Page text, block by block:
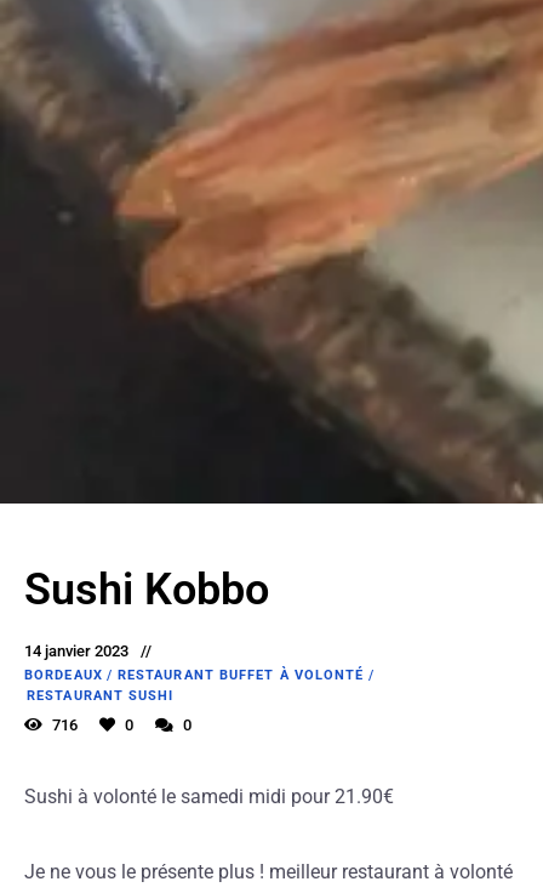
Sushi Kobbo
14 janvier 2023
BORDEAUX / RESTAURANT BUFFET À VOLONTÉ /
RESTAURANT SUSHI
716 0 0
Sushi à volonté le samedi midi pour 21.90€
Je ne vous le présente plus ! meilleur restaurant à volonté